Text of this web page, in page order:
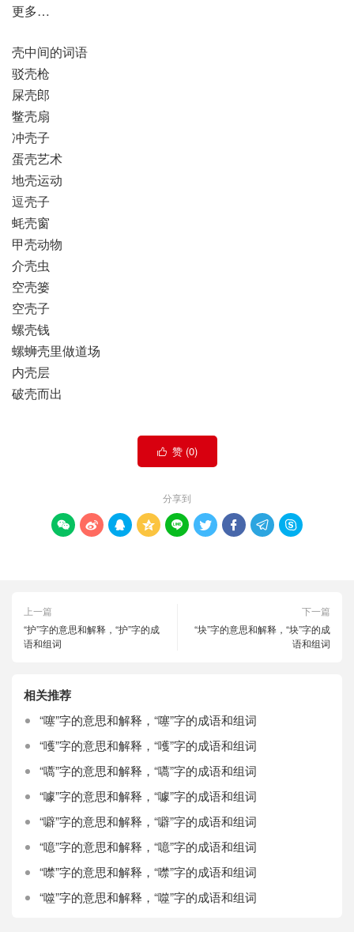
更多…
壳中间的词语
驳壳枪
屎壳郎
鳖壳扇
冲壳子
蛋壳艺术
地壳运动
逗壳子
蚝壳窗
甲壳动物
介壳虫
空壳篓
空壳子
螺壳钱
螺蛳壳里做道场
内壳层
破壳而出
 赞 (0)
分享到
        
上一篇
“护”字的意思和解释，“护”字的成
语和组词
下一篇
“块”字的意思和解释，“块”字的成
语和组词
相关推荐
“噻”字的意思和解释，“噻”字的成语和组词
“嚄”字的意思和解释，“嚄”字的成语和组词
“嚆”字的意思和解释，“嚆”字的成语和组词
“噱”字的意思和解释，“噱”字的成语和组词
“噼”字的意思和解释，“噼”字的成语和组词
“噫”字的意思和解释，“噫”字的成语和组词
“噤”字的意思和解释，“噤”字的成语和组词
“噬”字的意思和解释，“噬”字的成语和组词